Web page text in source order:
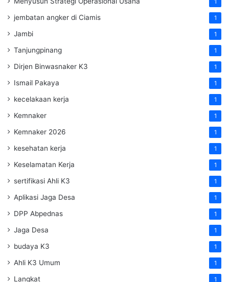
1
jembatan angker di Ciamis 1
Jambi 1
Tanjungpinang 1
Dirjen Binwasnaker K3 1
Ismail Pakaya 1
kecelakaan kerja 1
Kemnaker 1
Kemnaker 2026 1
kesehatan kerja 1
Keselamatan Kerja 1
sertifikasi Ahli K3 1
Aplikasi Jaga Desa 1
DPP Abpednas 1
Jaga Desa 1
budaya K3 1
Ahli K3 Umum 1
Langkat 1